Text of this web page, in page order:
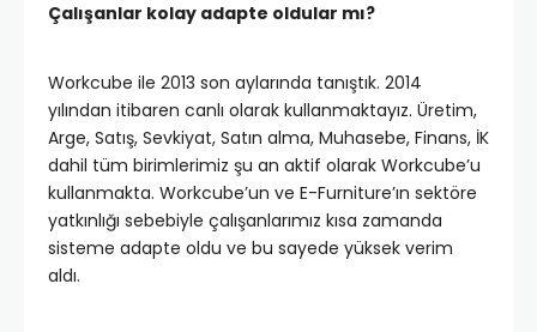
Çalışanlar kolay adapte oldular mı?
Workcube ile 2013 son aylarında tanıştık. 2014
yılından itibaren canlı olarak kullanmaktayız. Üretim,
Arge, Satış, Sevkiyat, Satın alma, Muhasebe, Finans, İK
dahil tüm birimlerimiz şu an aktif olarak Workcube’u
kullanmakta. Workcube’un ve E-Furniture’ın sektöre
yatkınlığı sebebiyle çalışanlarımız kısa zamanda
sisteme adapte oldu ve bu sayede yüksek verim
aldı.